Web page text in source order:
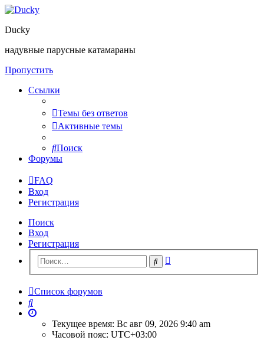
Ducky
надувные парусные катамараны
Пропустить
Ссылки
Темы без ответов
Активные темы
Поиск
Форумы
FAQ
Вход
Регистрация
Поиск
Вход
Регистрация
Поиск
Список форумов
Поиск
Текущее время: Вс авг 09, 2026 9:40 am
Часовой пояс: UTC+03:00